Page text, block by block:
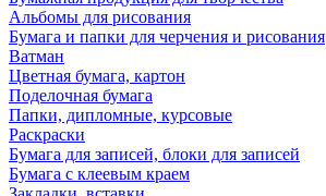
Альбомы для рисования
Бумага и папки для черчения и рисования
Ватман
Цветная бумага, картон
Поделочная бумага
Папки, дипломные, курсовые
Раскраски
Бумага для записей, блоки для записей
Бумага с клеевым краем